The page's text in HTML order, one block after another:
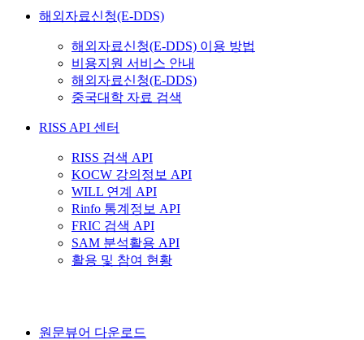
해외자료신청(E-DDS)
해외자료신청(E-DDS) 이용 방법
비용지원 서비스 안내
해외자료신청(E-DDS)
중국대학 자료 검색
RISS API 센터
RISS 검색 API
KOCW 강의정보 API
WILL 연계 API
Rinfo 통계정보 API
FRIC 검색 API
SAM 분석활용 API
활용 및 참여 현황
원문뷰어 다운로드